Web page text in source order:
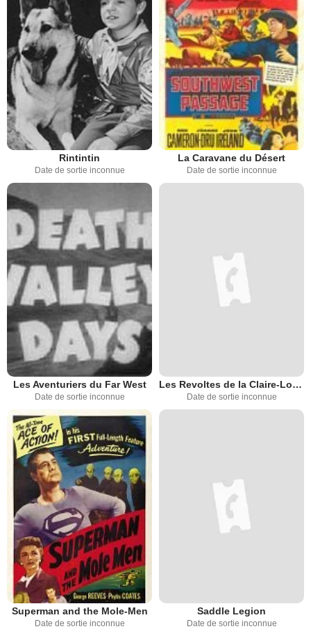
Rintintin
Date de sortie inconnue
La Caravane du Désert
Date de sortie inconnue
Les Aventuriers du Far West
Date de sortie inconnue
Les Revoltes de la Claire-Louise
Date de sortie inconnue
Superman and the Mole-Men
Date de sortie inconnue
Saddle Legion
Date de sortie inconnue